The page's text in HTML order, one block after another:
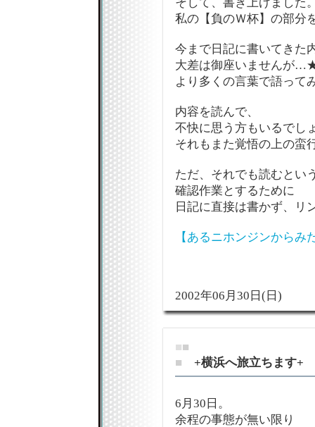
私の【負のＷ杯】の部分
今まで日記に書いてきた
大差は御座いませんが
より多くの言葉で語って
内容を読んで、
不快に思う方もいるでし
それもまた覚悟の上の蛮
ただ、それでも読むとい
確認作業とするために
日記に直接は書かず、リ
【あるニホンジンからみ
2002年06月30日(日)
■■
■
+横浜へ旅立ちます+
6月30日。
余程の事態が無い限り